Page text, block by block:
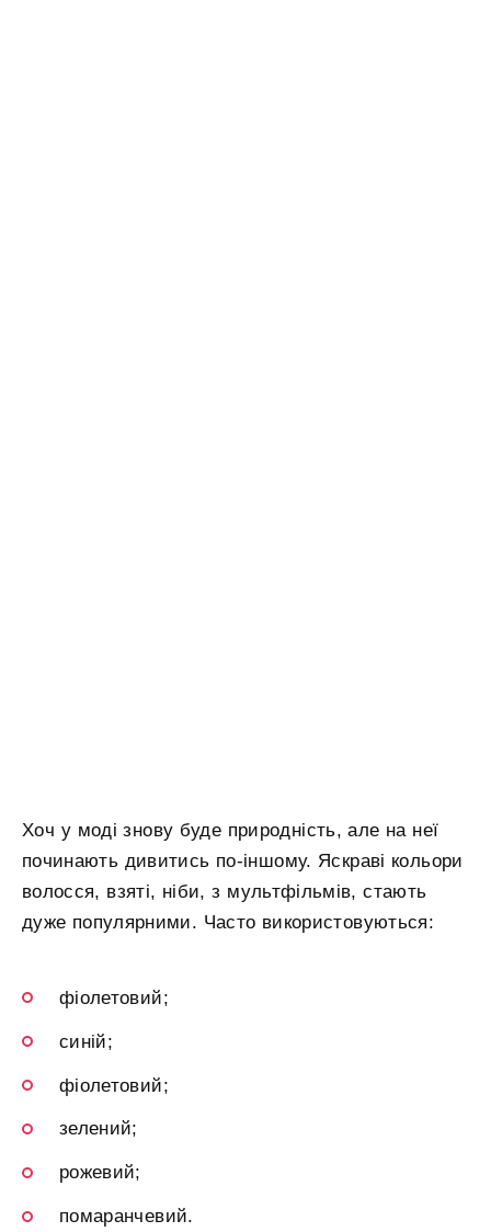
Хоч у моді знову буде природність, але на неї
починають дивитись по-іншому. Яскраві кольори
волосся, взяті, ніби, з мультфільмів, стають
дуже популярними. Часто використовуються:
фіолетовий;
синій;
фіолетовий;
зелений;
рожевий;
помаранчевий.